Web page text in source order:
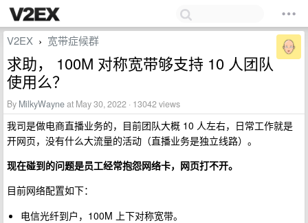
V2EX › 宽带症候群
求助， 100M 对称宽带够支持 10 人团队
使用么？
By MilkyWayneat May 30, 2022 · 13042 views
我司是做电商直播业务的，目前团队大概 10 人左右，日常工作就是
开网页，没有什么大流量的活动（直播业务是独立线路）。
现在碰到的问题是员工经常抱怨网络卡，网页打不开。
目前网络配置如下：
电信光纤到户，100M 上下对称宽带。